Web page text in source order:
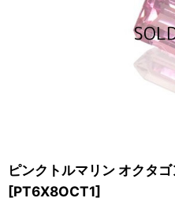
ピンクトルマリン オクタ
[PT6X8OCT1]